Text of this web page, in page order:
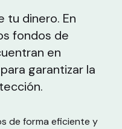
tu dinero. En
fondos de
en
garantizar la
de forma eficiente y